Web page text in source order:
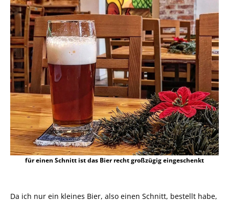
für einen Schnitt ist das Bier recht großzügig eingeschenkt
Da ich nur ein kleines Bier, also einen Schnitt, bestellt habe,